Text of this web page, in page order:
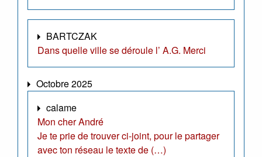
BARTCZAK
Dans quelle ville se déroule l’ A.G. Merci
Octobre 2025
calame
Mon cher André
Je te prie de trouver ci-joint, pour le partager
avec ton réseau le texte de (…)